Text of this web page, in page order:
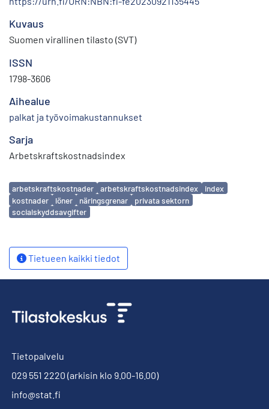
Kuvaus
Suomen virallinen tilasto (SVT)
ISSN
1798-3606
Aihealue
palkat ja työvoimakustannukset
Sarja
Arbetskraftskostnadsindex
Avainsanat
arbetskraftskostnader arbetskraftskostnadsindex
index
kostnader
löner näringsgrenar
privata sektorn
socialskyddsavgifter
Tietueen kaikki tiedot
Tietopalvelu
029 551 2220 (arkisin klo 9.00-16.00)
info@stat.fi